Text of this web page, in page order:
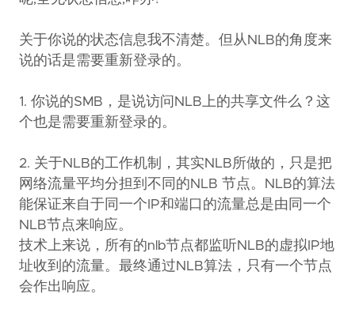
关于你说的状态信息我不清楚。但从NLB的角度来
说的话是需要重新登录的。
1. 你说的SMB，是说访问NLB上的共享文件么？这
个也是需要重新登录的。
2. 关于NLB的工作机制，其实NLB所做的，只是把
网络流量平均分担到不同的NLB 节点。NLB的算法
能保证来自于同一个IP和端口的流量总是由同一个
NLB节点来响应。
技术上来说，所有的nlb节点都监听NLB的虚拟IP地
址收到的流量。最终通过NLB算法，只有一个节点
会作出响应。